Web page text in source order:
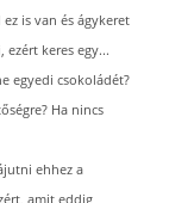
is van és ágykeret
ezért keres egy...
egyedi csokoládét?
Ha nincs
ehhez a
amit eddig